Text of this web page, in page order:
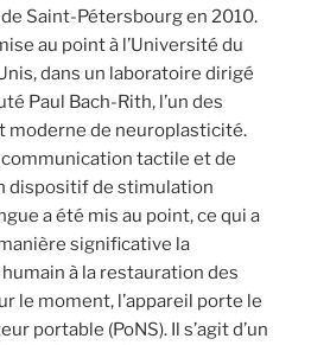
Saint-Pétersbourg en 2010.
au point à l’Université du
dans un laboratoire dirigé
Paul Bach-Rith, l’un des
moderne de neuroplasticité.
tactile et de
dispositif de stimulation
a été mis au point, ce qui a
significative la
à la restauration des
le moment, l’appareil porte le
portable (PoNS). Il s’agit d’un